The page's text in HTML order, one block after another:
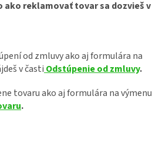
ako reklamovať tovar sa dozvieš v
od zmluvy ako aj formulára na
v časti Odstúpenie od zmluvy.
tovaru ako aj formulára na výmenu
.